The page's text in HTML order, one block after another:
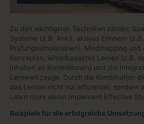
Zu den wichtigsten Techniken zählen:
Systeme (z.B. Anki), aktives Erinnern
Prüfungssimulationen), Mindmapping
Konzepten, lehrerbasiertes Lernen (z.B.
Inhalten an Kommilitonen) und die
Lernwerkzeuge. Durch die Kombination
das Lernen nicht nur effizienter, sondern
Learn more about Implement Effective
Beispiele für die erfolgreiche